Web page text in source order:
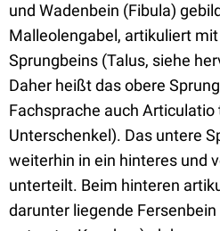
und Wadenbein (Fibula)
Malleolengabel, artikuliert
Sprungbeins (Talus, siehe
Daher heißt das obere
Fachsprache auch
Unterschenkel). Das untere
weiterhin in ein hinteres und
unterteilt. Beim hinteren
darunter liegende